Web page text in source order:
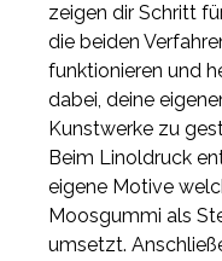
zeigen dir Schritt
die beiden
funktionieren und
dabei, deine
Kunstwerke zu
Beim Linoldruck
eigene Motive
Moosgummi als
umsetzt.